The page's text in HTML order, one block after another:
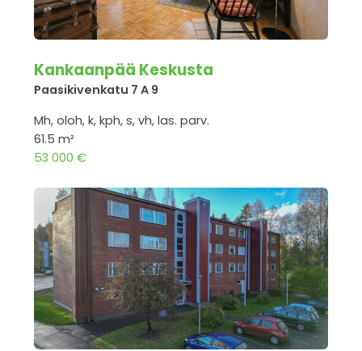
Kankaanpää Keskusta
Paasikivenkatu 7 A 9
Mh, oloh, k, kph, s, vh, las. parv.
61.5 m²
53 000 €